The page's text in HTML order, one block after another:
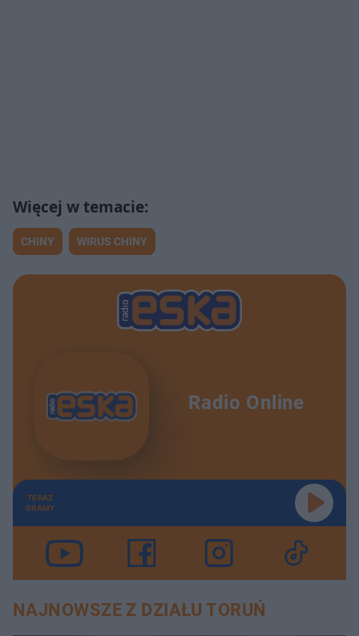
CHINY WIRUS CHINY
Radio Online
TERAZ
GRAMY
NAJNOWSZE Z DZIAŁU TORUŃ